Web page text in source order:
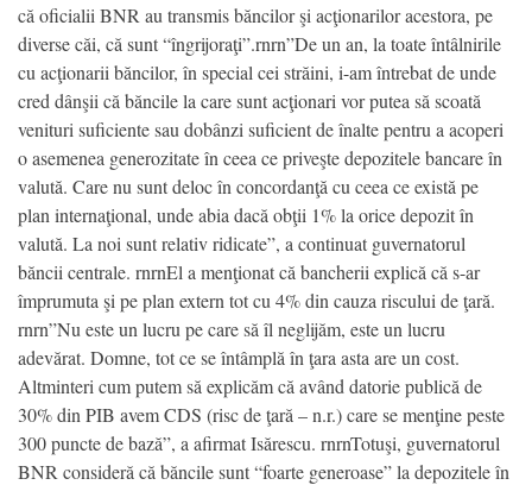
că oficialii BNR au transmis băncilor şi acţionarilor acestora, pe
diverse căi, că sunt “îngrijoraţi”.rnrn”De un an, la toate întâlnirile
cu acţionarii băncilor, în special cei străini, i-am întrebat de unde
cred dânşii că băncile la care sunt acţionari vor putea să scoată
venituri suficiente sau dobânzi suficient de înalte pentru a acoperi
o asemenea generozitate în ceea ce priveşte depozitele bancare în
valută. Care nu sunt deloc în concordanţă cu ceea ce există pe
plan internaţional, unde abia dacă obţii 1% la orice depozit în
valută. La noi sunt relativ ridicate”, a continuat guvernatorul
băncii centrale. rnrnEl a menţionat că bancherii explică că s-ar
împrumuta şi pe plan extern tot cu 4% din cauza riscului de ţară.
rnrn”Nu este un lucru pe care să îl neglijăm, este un lucru
adevărat. Domne, tot ce se întâmplă în ţara asta are un cost.
Altminteri cum putem să explicăm că având datorie publică de
30% din PIB avem CDS (risc de ţară – n.r.) care se menţine peste
300 puncte de bază”, a afirmat Isărescu. rnrnTotuşi, guvernatorul
BNR consideră că băncile sunt “foarte generoase” la depozitele în